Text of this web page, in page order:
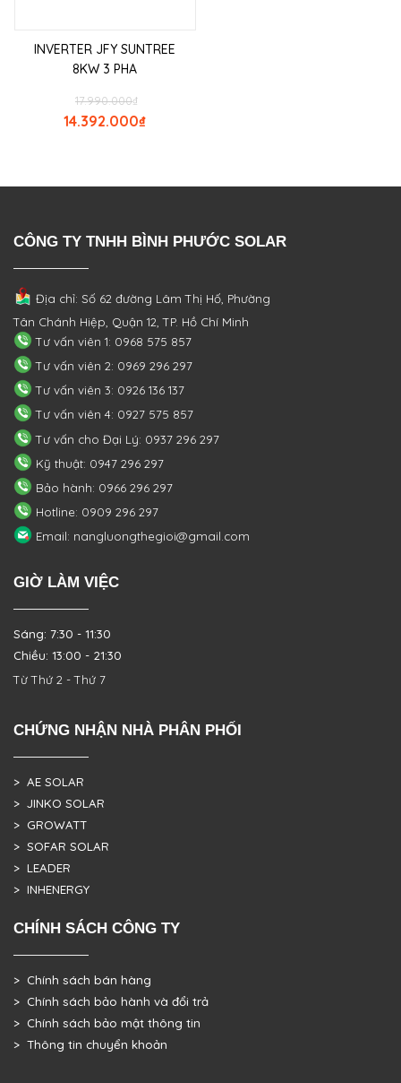
INVERTER JFY SUNTREE
8KW 3 PHA
₫
17.990.000
₫
14.392.000
CÔNG TY TNHH BÌNH PHƯỚC SOLAR
Địa chỉ: Số 62 đường Lâm Thị Hố, Phường
Tân Chánh Hiệp, Quận 12, TP. Hồ Chí Minh
Tư vấn viên 1: 0968 575 857
Tư vấn viên 2: 0969 296 297
Tư vấn viên 3: 0926 136 137
Tư vấn viên 4: 0927 575 857
Tư vấn cho Đại Lý: 0937 296 297
Kỹ thuật: 0947 296 297
Bảo hành: 0966 296 297
Hotline: 0909 296 297
Email: nangluongthegioi@gmail.com
GIỜ LÀM VIỆC
Sáng: 7:30 - 11:30
Chiều: 13:00 - 21:30
Từ Thứ 2 - Thứ 7
CHỨNG NHẬN NHÀ PHÂN PHỐI
> AE SOLAR
> JINKO SOLAR
> GROWATT
> SOFAR SOLAR
> LEADER
> INHENERGY
CHÍNH SÁCH CÔNG TY
> Chính sách bán hàng
> Chính sách bảo hành và đổi trả
> Chính sách bảo mật thông tin
> Thông tin chuyển khoản